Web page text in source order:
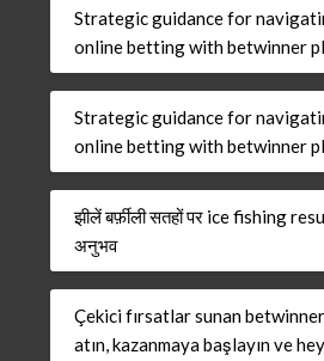
Strategic guidance for
online betting with betwinner
Strategic guidance for
online betting with betwinner
झीलें बर्फ़ीली सतहों पर ice fishing
अनुभव
Çekici fırsatlar sunan betwinner
atın, kazanmaya başlayın ve